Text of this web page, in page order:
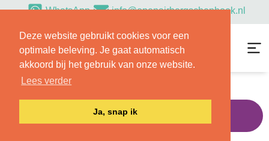
Deze website gebruikt cookies voor een
optimale beleving. Je gaat automatisch
akkoord bij het gebruik van onze website.
Lees verder
Ja, snap ik
WhatsApp info@openairbergschenhoek.nl
Jaarlijks